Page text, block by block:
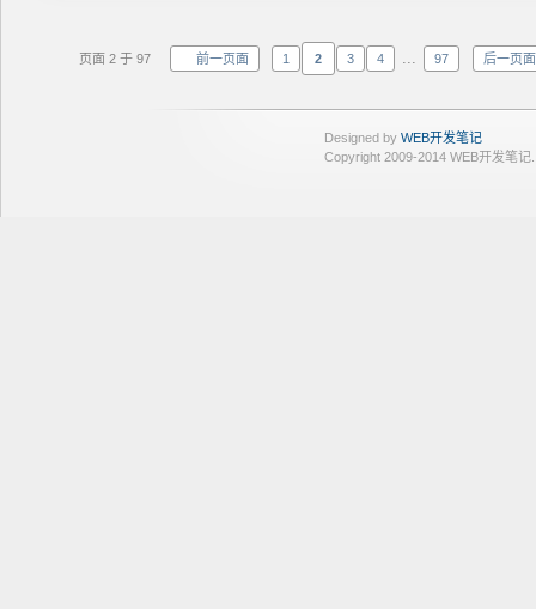
页面 2 于 97 前一页面 1 2 3 4 ... 97 后一页面
Designed by WEB开发笔记
Copyright 2009-2014 WEB开发笔